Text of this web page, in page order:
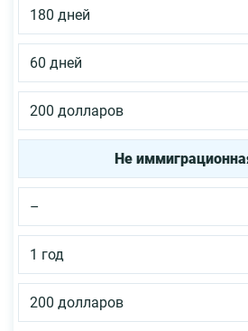
180 дней
60 дней
200 долларов
Не
–
1 год
200 долларов